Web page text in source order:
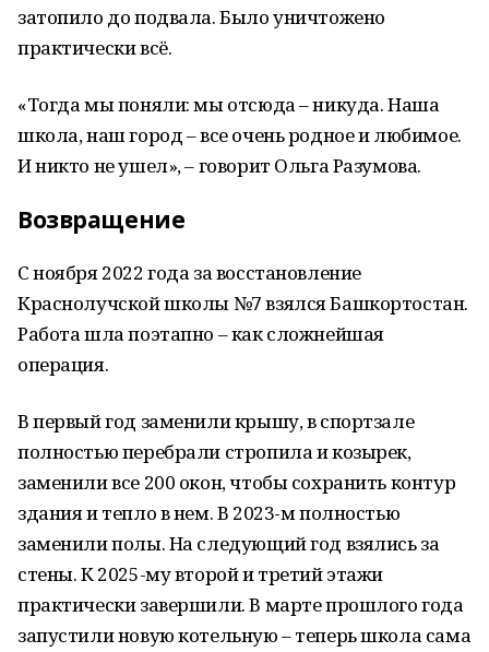
затопило до подвала. Было уничтожено
практически всё.
«Тогда мы поняли: мы отсюда – никуда. Наша
школа, наш город – все очень родное и любимое.
И никто не ушел», – говорит Ольга Разумова.
Возвращение
С ноября 2022 года за восстановление
Краснолучской школы №7 взялся Башкортостан.
Работа шла поэтапно – как сложнейшая
операция.
В первый год заменили крышу, в спортзале
полностью перебрали стропила и козырек,
заменили все 200 окон, чтобы сохранить контур
здания и тепло в нем. В 2023-м полностью
заменили полы. На следующий год взялись за
стены. К 2025-му второй и третий этажи
практически завершили. В марте прошлого года
запустили новую котельную – теперь школа сама